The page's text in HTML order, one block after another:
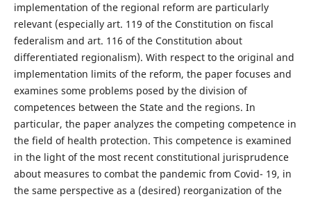
implementation of the regional reform are particularly
relevant (especially art. 119 of the Constitution on fiscal
federalism and art. 116 of the Constitution about
differentiated regionalism). With respect to the original and
implementation limits of the reform, the paper focuses and
examines some problems posed by the division of
competences between the State and the regions. In
particular, the paper analyzes the competing competence in
the field of health protection. This competence is examined
in the light of the most recent constitutional jurisprudence
about measures to combat the pandemic from Covid- 19, in
the same perspective as a (desired) reorganization of the